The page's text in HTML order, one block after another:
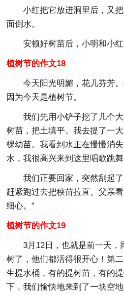
小红把它放进洞里后，又
面倒水。
安顿好树苗后，小明和小
植树节的作文18
今天阳光明媚，花儿芬芳
因为今天是植树节。
我们先用小铲子挖了几个
树苗，把土填平。我去提了一
棵幼苗。我看到水正在慢慢消
水，我很高兴来到这里唱歌跳舞
我们正要回家，突然刮起
赶紧跑过去把秧苗拉直。父亲
细心。”
植树节的作文19
3月12日，也就是前一天，
树了，他们都活得很开心！第
生提水桶，有的提树苗，有的
下，我们愉快地来到了一块空地